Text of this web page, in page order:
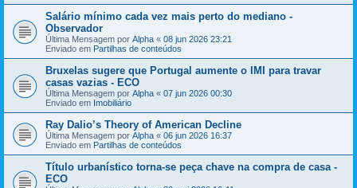
Salário mínimo cada vez mais perto do mediano -
Observador
Última Mensagem por Alpha « 08 jun 2026 23:21
Enviado em Partilhas de conteúdos
Bruxelas sugere que Portugal aumente o IMI para travar
casas vazias - ECO
Última Mensagem por Alpha « 07 jun 2026 00:30
Enviado em Imobiliário
Ray Dalio’s Theory of American Decline
Última Mensagem por Alpha « 06 jun 2026 16:37
Enviado em Partilhas de conteúdos
Título urbanístico torna-se peça chave na compra de casa -
ECO